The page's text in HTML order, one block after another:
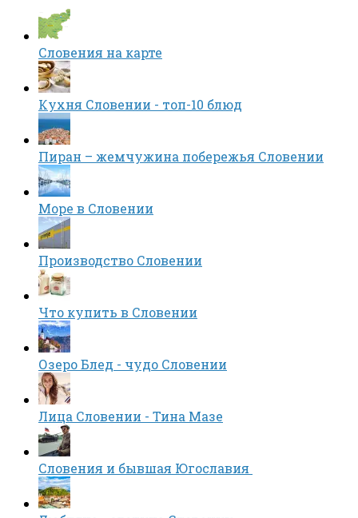
Словения на карте
Кухня Словении - топ-10 блюд
Пиран – жемчужина побережья Словении
Море в Словении
Производство Словении
Что купить в Словении
Озеро Блед - чудо Словении
Лица Словении - Тина Мазе
Словения и бывшая Югославия